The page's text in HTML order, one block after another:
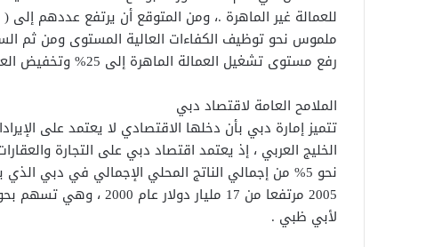
ملموس نحو توظيف الكفاءات العالية المستوى ومن ثم
رفع مستوى تشغيل العمالة الماهرة إلى 25% وتخفيض العمالة غير الماهرة إلى 31% (3).
الملامح العامة لاقتصاد دبي
تتميز إمارة دبي بأن دخلها الاقتصادي لا يعتمد على
الخليج العربي ، إذ يعتمد اقتصاد دبي على التجارة
لأبي ظبي .